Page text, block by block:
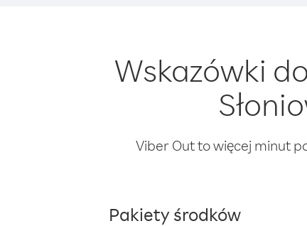
Wskazówki
Viber Out to więcej minut
Pakiety środków